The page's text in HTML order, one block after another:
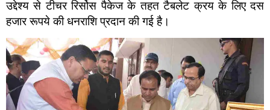
उद्देश्य से टीचर रिर्सोस पैकेज के तहत टैबलेट क्रय के लिए दस
हजार रूपये की धनराशि प्रदान की गई है।